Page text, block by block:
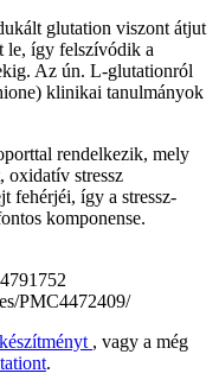
glutation viszont átjut
le, így felszívódik a
Az ún. L-glutationról
klinikai tanulmányok
rendelkezik, mely
oxidatív stressz
fehérjéi, így a stressz-
komponense.
PMC4472409/
, vagy a még
.